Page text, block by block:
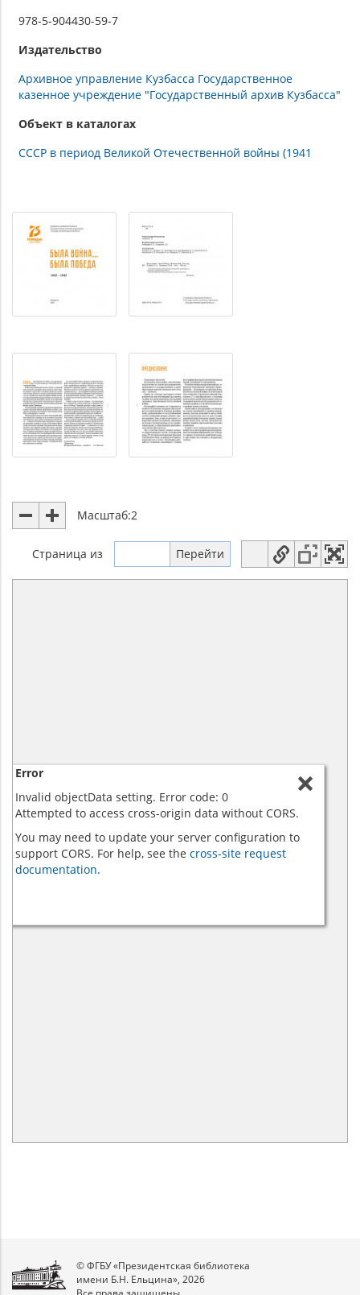
978-5-904430-59-7
Издательство
Архивное управление Кузбасса Государственное
казенное учреждение "Государственный архив Кузбасса"
Объект в каталогах
СССР в период Великой Отечественной войны (1941
Масштаб:2
Страница из
Error
Invalid objectData setting. Error code: 0
Attempted to access cross-origin data without CORS.
You may need to update your server configuration to
support CORS. For help, see the cross-site request
documentation.
© ФГБУ «Президентская библиотека
имени Б.Н. Ельцина», 2026